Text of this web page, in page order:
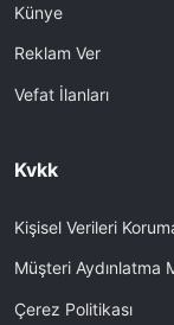
Künye
Reklam Ver
Vefat İlanları
Kvkk
Kişisel Verileri
Müşteri Aydınlatma
Çerez Politikası